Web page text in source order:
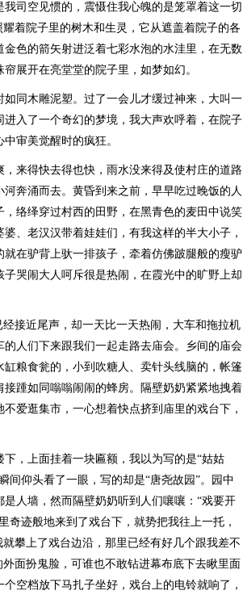
司空见惯的，震慑住我心魄的是笼罩着这一切
着院子里的树木和生灵，它从遮盖着院子的各
色的箭矢射进泛着七彩水泡的水洼里，在无数
展开在亮堂堂的院子里，如梦如幻。
同木雕泥塑。过了一会儿才缓过神来，大叫一
入了一个奇幻的梦境，我大声欢呼着，在院子
审美觉醒时的疯狂。
来得快去得也快，雨水没来得及使村庄的道路
奔涌而去。黄昏到来之前，早早吃过晚饭的人
络绎穿过村西的田野，在黑青色的麦田中说笑
、老汉汉带着娃娃们，有我这样的半大小子，
在驴背上驮一排孩子，牵着仿佛跛腿般的瘦驴
哭闹大人呵斥很是热闹，在霞光中的旷野上却
接近尾声，却一天比一天热闹，大车和拖拉机
人们下来跟我们一起走路去庙会。乡间的庙会
粮食瓮的，小到吹糖人、卖针头线脑的，帐篷
踵如同嗡嗡闹闹的蜂房。隔壁奶奶紧紧地拽着
爱逛集市，一心想着快点挤到庙里的戏台下，
上面挂着一块匾额，我以为写的是“姑姑
间仰头看了一眼，写的却是“唐尧故园”。园中
人墙，然而隔壁奶奶听到人们嚷嚷：“戏要开
奇迹般地来到了戏台下，就势把我往上一托，
攀上了戏台边沿，那里已经有好几个跟我差不
面扮鬼脸，可谁也不敢钻进幕布底下去瞅里面
空档放下马扎子坐好，戏台上的电铃就响了，